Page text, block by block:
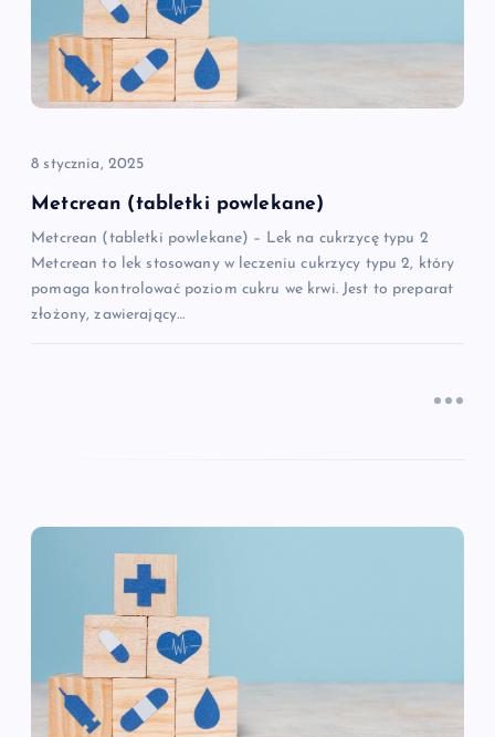
w
p
s
u
8 stycznia, 2025
Metcrean (tabletki powlekane)
Metcrean (tabletki powlekane) – Lek na cukrzycę typu 2
Metcrean to lek stosowany w leczeniu cukrzycy typu 2, który
pomaga kontrolować poziom cukru we krwi. Jest to preparat
złożony, zawierający…